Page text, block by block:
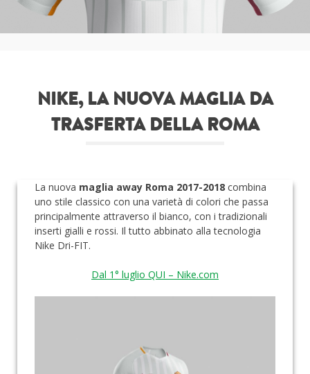
NIKE, LA NUOVA MAGLIA DA
TRASFERTA DELLA ROMA
La nuova maglia away Roma 2017-2018 combina
uno stile classico con una varietà di colori che passa
principalmente attraverso il bianco, con i tradizionali
inserti gialli e rossi. Il tutto abbinato alla tecnologia
Nike Dri-FIT.
Dal 1° luglio QUI – Nike.com